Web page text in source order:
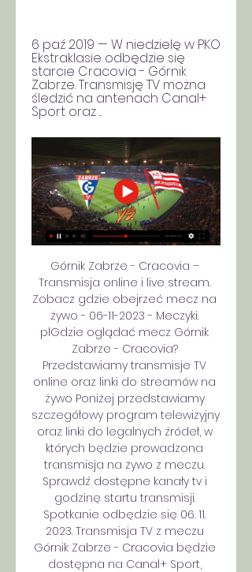
6 paź 2019 — W niedzielę w PKO
Ekstraklasie odbędzie się
starcie Cracovia - Górnik
Zabrze. Transmisję TV można
śledzić na antenach Canal+
Sport oraz ...
Górnik Zabrze - Cracovia –
Transmisja online i live stream.
Zobacz gdzie obejrzeć mecz na
żywo - 06-11-2023 - Meczyki.
plGdzie oglądać mecz Górnik
Zabrze - Cracovia?
Przedstawiamy transmisje TV
online oraz linki do streamów na
żywo Poniżej przedstawiamy
szczegółowy program telewizyjny
oraz linki do legalnych źródeł, w
których będzie prowadzona
transmisja na żywo z meczu.
Sprawdź dostępne kanały tv i
godzinę startu transmisji.
Spotkanie odbędzie się 06. 11.
2023. Transmisja TV z meczu
Górnik Zabrze - Cracovia będzie
dostępna na Canal+ Sport,